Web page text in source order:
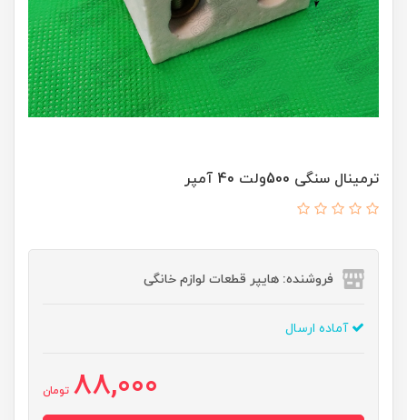
ترمینال سنگی 500ولت 40 آمپر
فروشنده: هایپر قطعات لوازم خانگی
آماده ارسال
88,000 تومان